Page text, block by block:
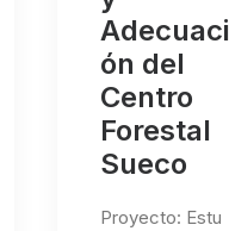
Adecuaci
ón del
Centro
Forestal
Sueco
Proyecto: Estu